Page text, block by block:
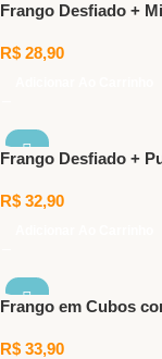
Frango Desfiado +
R$ 28,90
Frango Desfiado +
R$ 32,90
Frango em Cubos
R$ 33,90